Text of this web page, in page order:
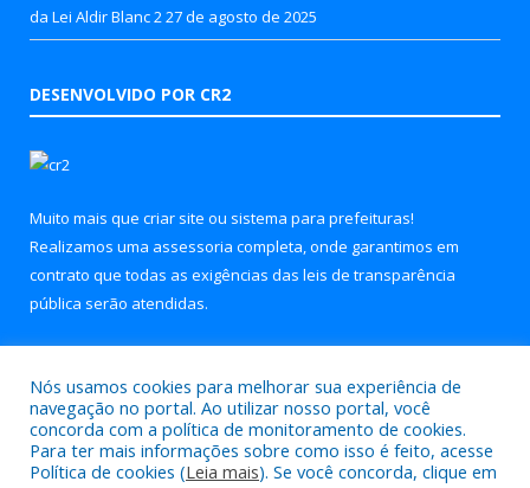
da Lei Aldir Blanc 2 27 de agosto de 2025
DESENVOLVIDO POR CR2
Muito mais que criar site ou sistema para prefeituras!
Realizamos uma assessoria completa, onde garantimos em
contrato que todas as exigências das leis de transparência
pública serão atendidas.
Todos os direitos reservados a Prefeitura Municipal de Soure.
Nós usamos cookies para melhorar sua experiência de
navegação no portal. Ao utilizar nosso portal, você
concorda com a política de monitoramento de cookies.
Para ter mais informações sobre como isso é feito, acesse
Política de cookies (Leia mais). Se você concorda, clique em